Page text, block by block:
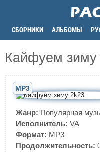
СБОРНИКИ АЛЬБОМЫ
Кайфуем зиму
MP3
Жанр: Популярная
Исполнитель: VA
Формат: MP3
Продолжительность: